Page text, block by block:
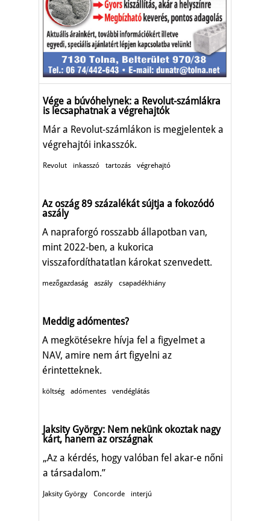
Vége a búvóhelynek: a Revolut-számlákra
is lecsaphatnak a végrehajtók
Már a Revolut-számlákon is megjelentek a
végrehajtói inkasszók.
Revolut inkasszó tartozás végrehajtó
Az oszág 89 százalékát sújtja a fokozódó
aszály
A napraforgó rosszabb állapotban van,
mint 2022-ben, a kukorica
visszafordíthatatlan károkat szenvedett.
mezőgazdaság aszály csapadékhiány
Meddig adómentes?
A megkötésekre hívja fel a figyelmet a
NAV, amire nem árt figyelni az
érintetteknek.
költség adómentes vendéglátás
Jaksity György: Nem nekünk okoztak nagy
kárt, hanem az országnak
„Az a kérdés, hogy valóban fel akar-e nőni
a társadalom.”
Jaksity György Concorde interjú